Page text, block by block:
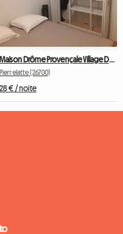
Maison Drôme Provençale Village De LA GARDE ADHEMAR
Pierrelatte (26700)
28 € / noite